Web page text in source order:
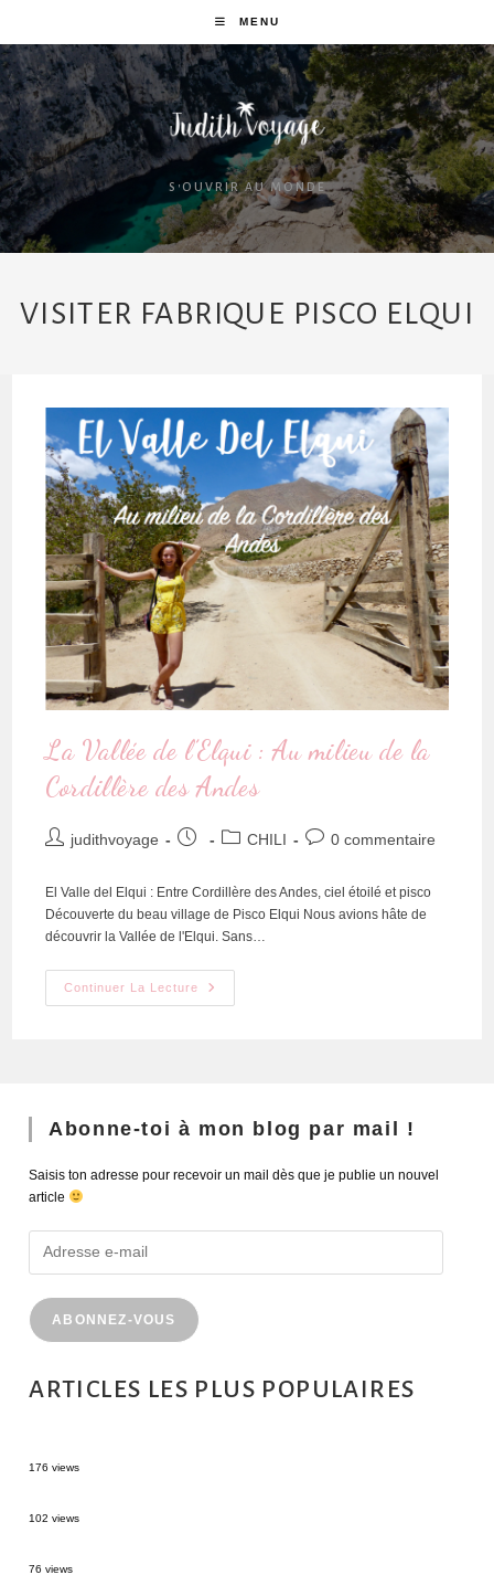
MENU
S'OUVRIR AU MONDE
VISITER FABRIQUE PISCO ELQUI
La Vallée de l’Elqui : Au milieu de la
Cordillère des Andes
judithvoyage CHILI 0 commentaire
El Valle del Elqui : Entre Cordillère des Andes, ciel étoilé et pisco
Découverte du beau village de Pisco Elqui Nous avions hâte de
découvrir la Vallée de l'Elqui. Sans…
Continuer La Lecture
Abonne-toi à mon blog par mail !
Saisis ton adresse pour recevoir un mail dès que je publie un nouvel
article
ABONNEZ-VOUS
ARTICLES LES PLUS POPULAIRES
176 views
102 views
76 views